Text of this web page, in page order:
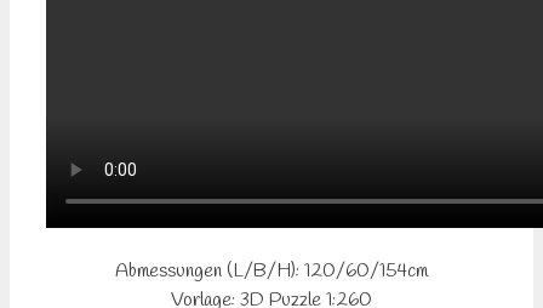
Abmessungen (L/B/H): 120/60/154cm
Vorlage: 3D Puzzle 1:260